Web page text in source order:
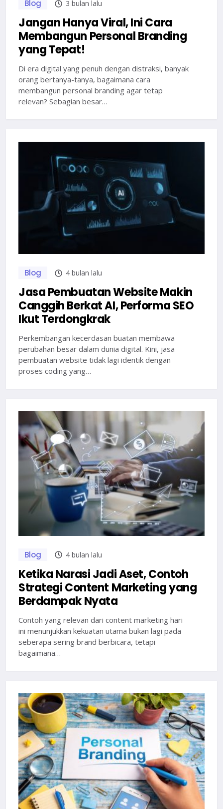
Blog 3 bulan lalu
Jangan Hanya Viral, Ini Cara
Membangun Personal Branding
yang Tepat!
Di era digital yang penuh dengan distraksi, banyak
orang bertanya-tanya, bagaimana cara
membangun personal branding agar tetap
relevan? Sebagian besar…
Blog 4 bulan lalu
Jasa Pembuatan Website Makin
Canggih Berkat AI, Performa SEO
Ikut Terdongkrak
Perkembangan kecerdasan buatan membawa
perubahan besar dalam dunia digital. Kini, jasa
pembuatan website tidak lagi identik dengan
proses coding yang…
Blog 4 bulan lalu
Ketika Narasi Jadi Aset, Contoh
Strategi Content Marketing yang
Berdampak Nyata
Contoh yang relevan dari content marketing hari
ini menunjukkan kekuatan utama bukan lagi pada
seberapa sering brand berbicara, tetapi
bagaimana…